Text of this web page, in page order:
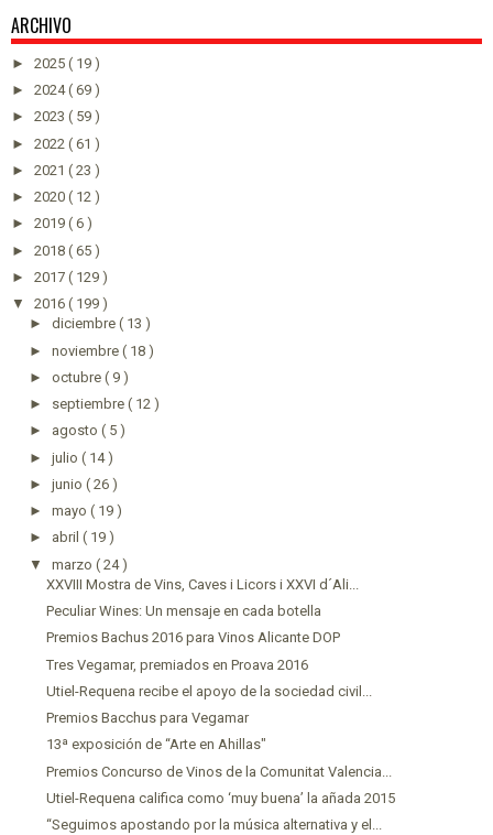
ARCHIVO
► 2025 ( 19 )
► 2024( 69 )
► 2023 ( 59 )
► 2022 ( 61 )
► 2021 ( 23 )
► 2020 ( 12 )
► 2019 ( 6 )
► 2018 ( 65 )
► 2017 ( 129 )
▼ 2016 ( 199 )
► diciembre ( 13 )
► noviembre ( 18 )
► octubre ( 9 )
► septiembre ( 12 )
► agosto ( 5 )
► julio ( 14 )
► junio ( 26 )
► mayo ( 19 )
► abril ( 19 )
▼ marzo ( 24 )
XXVIII Mostra de Vins, Caves i Licors i XXVI d´Ali...
Peculiar Wines: Un mensaje en cada botella
Premios Bachus 2016 para Vinos Alicante DOP
Tres Vegamar, premiados en Proava 2016
Utiel-Requena recibe el apoyo de la sociedad civil...
Premios Bacchus para Vegamar
13ª exposición de “Arte en Ahillas"
Premios Concurso de Vinos de la Comunitat Valencia...
Utiel-Requena califica como ‘muy buena’ la añada 2015
“Seguimos apostando por la música alternativa y el...